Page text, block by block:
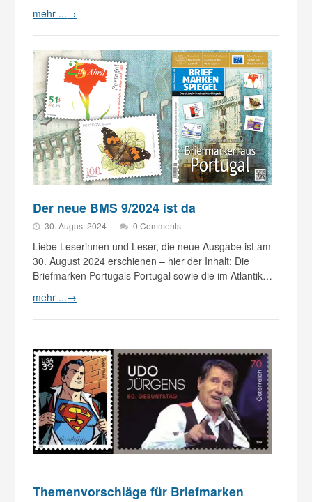
mehr ...→
Der neue BMS 9/2024 ist da
30. August 2024 0 Comments
Liebe Leserinnen und Leser, die neue Ausgabe ist am
30. August 2024 erschienen – hier der Inhalt: Die
Briefmarken Portugals Portugal sowie die im Atlantik…
mehr ...→
Themenvorschläge für Briefmarken